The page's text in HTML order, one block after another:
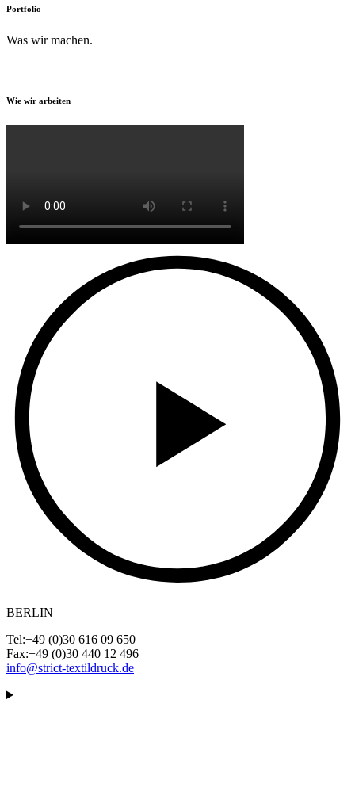
Portfolio
Was wir machen.
Wie wir arbeiten
BERLIN
Tel:+49 (0)30 616 09 650
Fax:+49 (0)30 440 12 496
info@strict-textildruck.de